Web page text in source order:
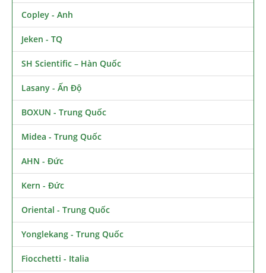
Copley - Anh
Jeken - TQ
SH Scientific – Hàn Quốc
Lasany - Ấn Độ
BOXUN - Trung Quốc
Midea - Trung Quốc
AHN - Đức
Kern - Đức
Oriental - Trung Quốc
Yonglekang - Trung Quốc
Fiocchetti - Italia